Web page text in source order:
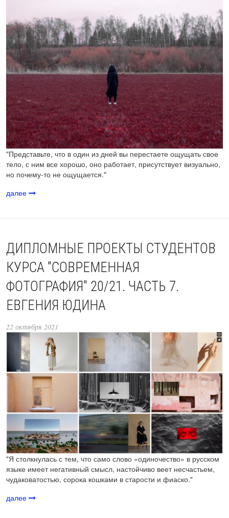
"Представьте, что в один из дней вы перестаете ощущать свое
тело, с ним все хорошо, оно работает, присутствует визуально,
но почему-то не ощущается."
далее
ДИПЛОМНЫЕ ПРОЕКТЫ СТУДЕНТОВ
КУРСА "СОВРЕМЕННАЯ
ФОТОГРАФИЯ" 20/21. ЧАСТЬ 7.
ЕВГЕНИЯ ЮДИНА
22 октября 2021
"Я столкнулась с тем, что само слово «одиночество» в русском
языке имеет негативный смысл, настойчиво веет несчастьем,
чудаковатостью, сорока кошками в старости и фиаско."
далее